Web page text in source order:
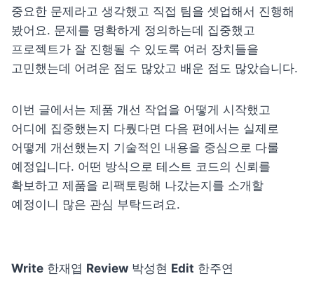
중요한 문제라고 생각했고 직접 팀을 셋업해서 진행해
봤어요. 문제를 명확하게 정의하는데 집중했고
프로젝트가 잘 진행될 수 있도록 여러 장치들을
고민했는데 어려운 점도 많았고 배운 점도 많았습니다.
이번 글에서는 제품 개선 작업을 어떻게 시작했고
어디에 집중했는지 다뤘다면 다음 편에서는 실제로
어떻게 개선했는지 기술적인 내용을 중심으로 다룰
예정입니다. 어떤 방식으로 테스트 코드의 신뢰를
확보하고 제품을 리팩토링해 나갔는지를 소개할
예정이니 많은 관심 부탁드려요.
Write 한재엽 Review 박성현 Edit 한주연